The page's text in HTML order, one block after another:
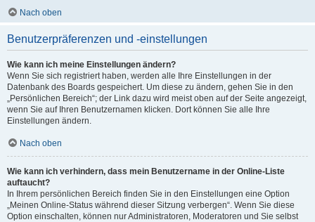
Nach oben
Benutzerpräferenzen und -einstellungen
Wie kann ich meine Einstellungen ändern?
Wenn Sie sich registriert haben, werden alle Ihre Einstellungen in der
Datenbank des Boards gespeichert. Um diese zu ändern, gehen Sie in den
„Persönlichen Bereich“; der Link dazu wird meist oben auf der Seite angezeigt,
wenn Sie auf Ihren Benutzernamen klicken. Dort können Sie alle Ihre
Einstellungen ändern.
Nach oben
Wie kann ich verhindern, dass mein Benutzername in der Online-Liste
auftaucht?
In Ihrem persönlichen Bereich finden Sie in den Einstellungen eine Option
„Meinen Online-Status während dieser Sitzung verbergen“. Wenn Sie diese
Option einschalten, können nur Administratoren, Moderatoren und Sie selbst